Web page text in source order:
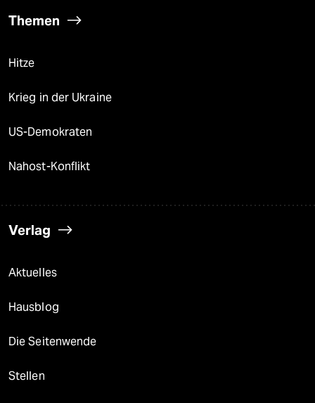
Themen
Hitze
Krieg in der Ukraine
US-Demokraten
Nahost-Konflikt
Verlag
Aktuelles
Hausblog
Die Seitenwende
Stellen